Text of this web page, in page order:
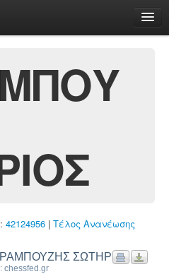
42124956 | Τέλος Ανανέωσης
ΣΩΤΗΡΙΟΣ
chessfed.gr